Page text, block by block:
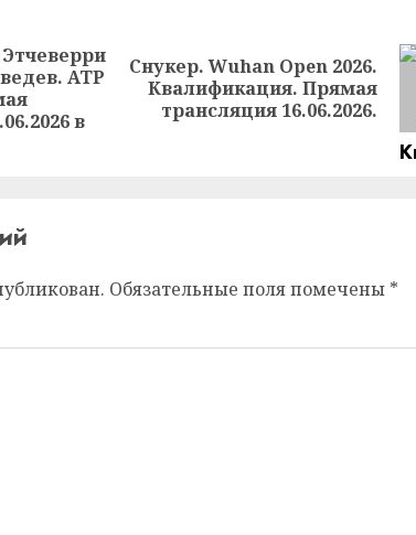
Предыдущая
запись:
ATP
в
Следующая
запись:
Снукер. Wuhan Open 2026.
Квалификация. Прямая
трансляция 16.06.2026.
Обязательные поля помечены *